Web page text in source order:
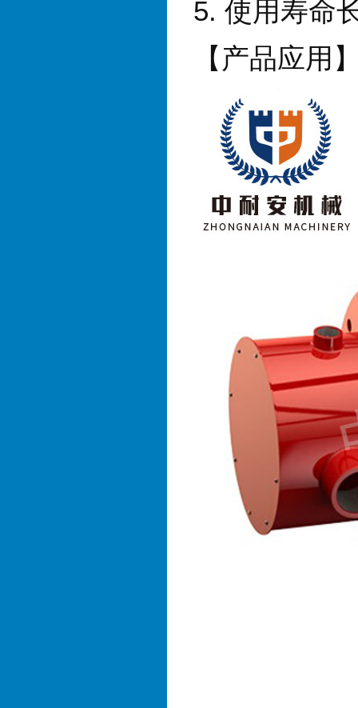
5. 使用寿命
【产品应用